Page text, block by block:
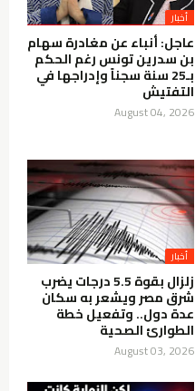
أخبار
عاجل: أنباء عن مغادرة سهام
بن سدرين تونس رغم الحكم
بـ25 سنة سجناً وإدراجها في
التفتيش
August 04, 2026
أخبار
زلزال بقوة 5.5 درجات يضرب
شرق مصر ويشعر به سكان
عدة دول.. وتفعيل خطة
الطوارئ الصحية
August 03, 2026